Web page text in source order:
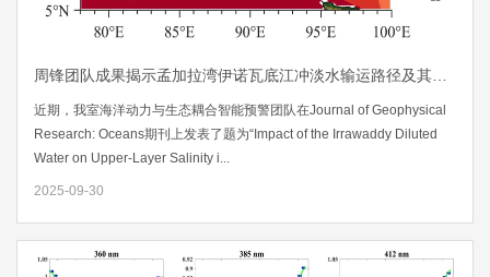
近期，我室海洋动力与生态耦合智能预警团队在Journal of Geophysical
Research: Oceans期刊上发表了题为“Impact of the Irrawaddy Diluted
Water on Upper‐Layer Salinity i...
2025-09-30